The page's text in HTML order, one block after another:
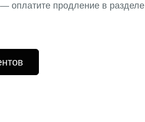
оплатите продление в разделе